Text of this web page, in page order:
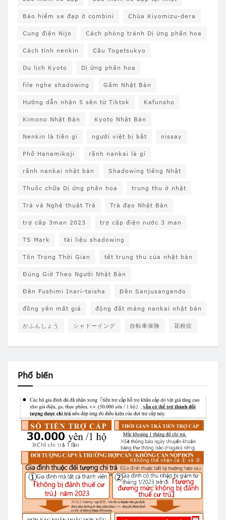
Bảo hiểm xe đạp ở combini Chùa Kiyomizu-dera
Cung điện Nijo Cách phòng tránh Dị ứng phấn hoa
Cách tính nenkin Cầu Togetsukyo
Du lịch Kyoto Dị ứng phấn hoa
file nghe shadowing Gấm Nhật Bản
Hướng dẫn nhận 5 sên từ Tiktok Kafunsho
Kimono Nhật Bản Kyoto Nhật Bản
Nenkin là tiền gì người việt bị bắt nissay
Phố Hanamikoji rãnh nankai là gì
rãnh nankai nhật bản Shadowing tiếng Nhật
Thuốc chữa Dị ứng phấn hoa trung thu ở nhật
Trà và Nghệ thuật Trà Trà đạo Nhật Bản
trợ cấp 3man 2023 trợ cấp điện nước 3 man
TS Mark tài liệu shadowing
Tôn Trọng Thời Gian tết trung thu của nhật bản
Đúng Giờ Theo Người Nhật Bản
Đền Fushimi Inari-taisha Đền Sanjusangendo
đồng yên mất giá động đất máng nankai nhật bản
かふんしょう シャドーイング 自転車保険 花粉症
Phổ biến